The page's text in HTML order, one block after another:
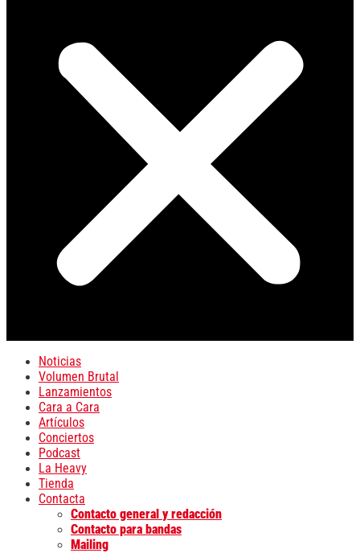
Noticias
Volumen Brutal
Lanzamientos
Cara a Cara
Artículos
Conciertos
Podcast
La Heavy
Tienda
Contacta
Contacto general y redacción
Contacto para bandas
Mailing